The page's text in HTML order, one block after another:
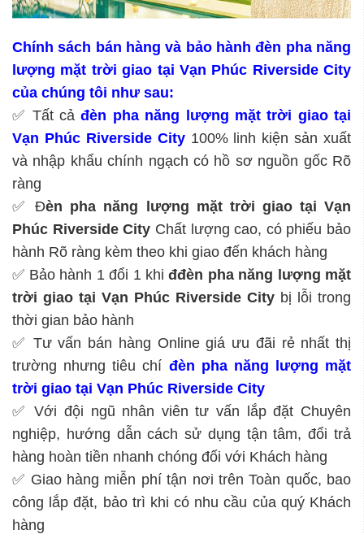
Chính sách bán hàng và bảo hành đèn pha năng
lượng mặt trời giao tại Vạn Phúc Riverside City
của chúng tôi như sau:
✅ Tất cảđèn pha năng lượng mặt trời giao tại
Vạn Phúc Riverside City100% linh kiện sản xuất
và nhập khẩu chính ngạch có hồ sơ nguồn gốc Rõ
ràng
✅ Đèn pha năng lượng mặt trời giao tại Vạn
Phúc Riverside City Chất lượng cao, có phiếu bảo
hành Rõ ràng kèm theo khi giao đến khách hàng
✅ Bảo hành 1 đổi 1 khiđđèn pha năng lượng mặt
trời giao tại Vạn Phúc Riverside City bị lỗi trong
thời gian bảo hành
✅ Tư vấn bán hàng Online giá ưu đãi rẻ nhất thị
trường nhưng tiêu chí đèn pha năng lượng mặt
trời giao tại Vạn Phúc Riverside City
✅ Với đội ngũ nhân viên tư vấn lắp đặt Chuyên
nghiệp, hướng dẫn cách sử dụng tận tâm, đổi trả
hàng hoàn tiền nhanh chóng đối với Khách hàng
✅ Giao hàng miễn phí tận nơi trên Toàn quốc, bao
công lắp đặt, bảo trì khi có nhu cầu của quý Khách
hàng